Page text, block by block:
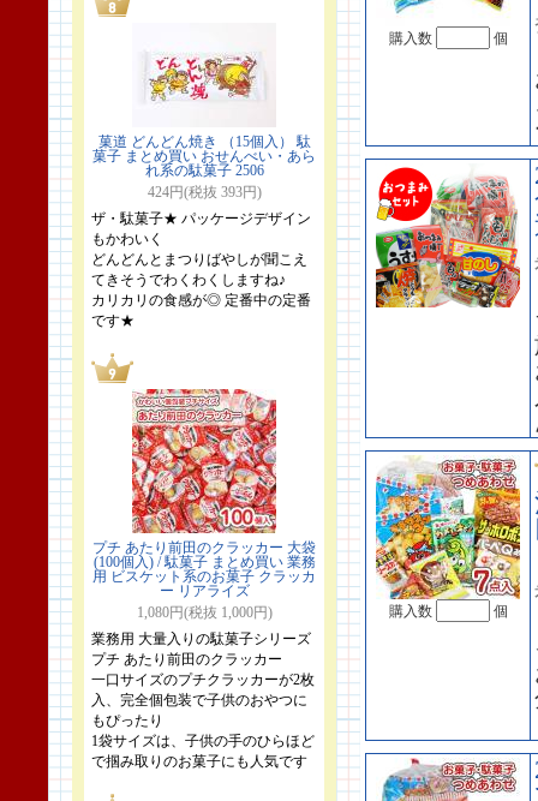
菓道 どんどん焼き （15個入） 駄
菓子 まとめ買い おせんべい・あら
れ系の駄菓子 2506
424円(税抜 393円)
ザ・駄菓子★ パッケージデザイン
もかわいく
どんどんとまつりばやしが聞こえ
てきそうでわくわくしますね♪
カリカリの食感が◎ 定番中の定番
です★
プチ あたり前田のクラッカー 大袋
(100個入) / 駄菓子 まとめ買い 業務
用 ビスケット系のお菓子 クラッカ
ー リアライズ
1,080円(税抜 1,000円)
業務用 大量入りの駄菓子シリーズ
プチ あたり前田のクラッカー
一口サイズのプチクラッカーが2枚
入、完全個包装で子供のおやつに
もぴったり
1袋サイズは、子供の手のひらほど
で掴み取りのお菓子にも人気です
購入数 個
購入数 個